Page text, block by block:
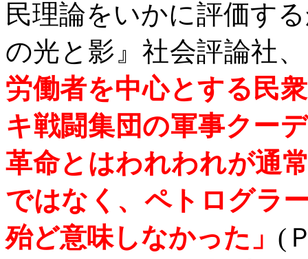
民理論をいかに評価す
の光と影』社会評論社
労働者を中心とする民
キ戦闘集団の軍事クー
革命とはわれわれが通
ではなく、ペトログラ
殆ど意味しなかった」 (